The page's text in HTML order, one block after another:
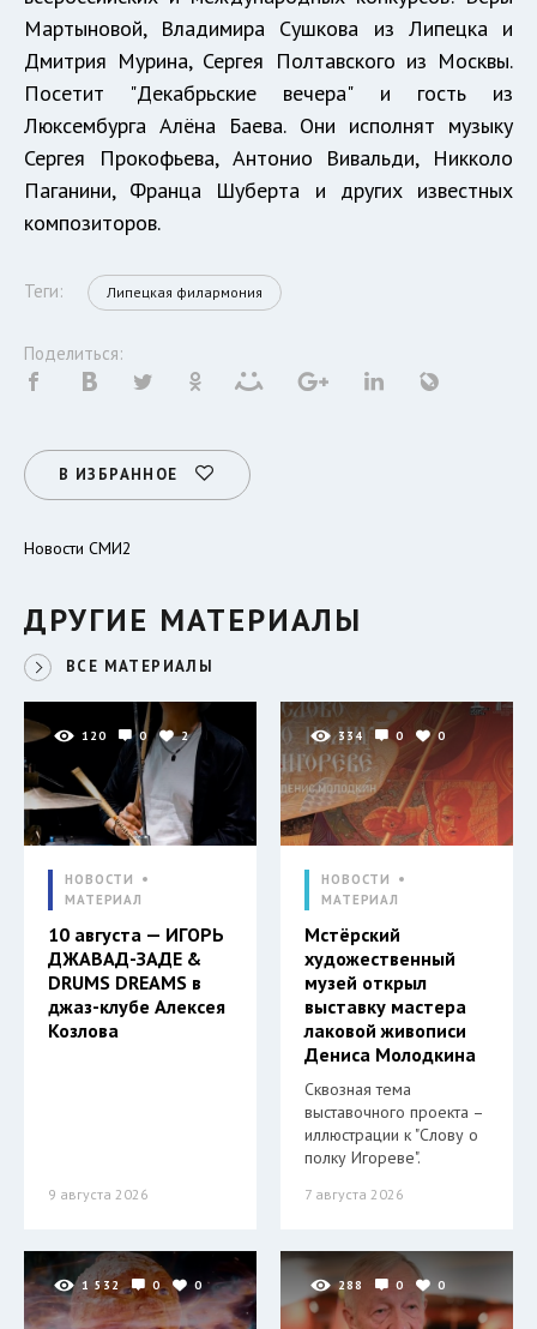
Мартыновой, Владимира Сушкова из Липецка и
Дмитрия Мурина, Сергея Полтавского из Москвы.
Посетит "Декабрьские вечера" и гость из
Люксембурга Алёна Баева. Они исполнят музыку
Сергея Прокофьева, Антонио Вивальди, Никколо
Паганини, Франца Шуберта и других известных
композиторов.
Теги: Липецкая филармония
Поделиться:
В ИЗБРАННОЕ
Новости СМИ2
ДРУГИЕ МАТЕРИАЛЫ
ВСЕ МАТЕРИАЛЫ
120 0 2
НОВОСТИ
МАТЕРИАЛ
10 августа — ИГОРЬ
ДЖАВАД-ЗАДЕ &
DRUMS DREAMS в
джаз-клубе Алексея
Козлова
9 августа 2026
334 0 0
НОВОСТИ
МАТЕРИАЛ
Мстёрский
художественный
музей открыл
выставку мастера
лаковой живописи
Дениса Молодкина
Сквозная тема
выставочного проекта –
иллюстрации к "Слову о
полку Игореве".
7 августа 2026
1 532 0 0 288 0 0